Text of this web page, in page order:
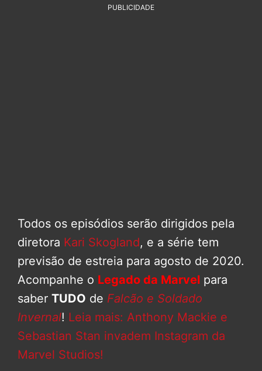
PUBLICIDADE
Todos os episódios serão dirigidos pela
diretora Kari Skogland, e a série tem
previsão de estreia para agosto de 2020.
Acompanhe o Legado da Marvel para
saber TUDO de Falcão e Soldado
Invernal! Leia mais: Anthony Mackie e
Sebastian Stan invadem Instagram da
Marvel Studios!